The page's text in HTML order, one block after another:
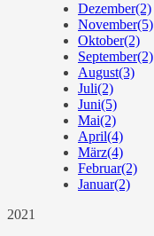
Dezember(2)
November(5)
Oktober(2)
September(2)
August(3)
Juli(2)
Juni(5)
Mai(2)
April(4)
März(4)
Februar(2)
Januar(2)
2021